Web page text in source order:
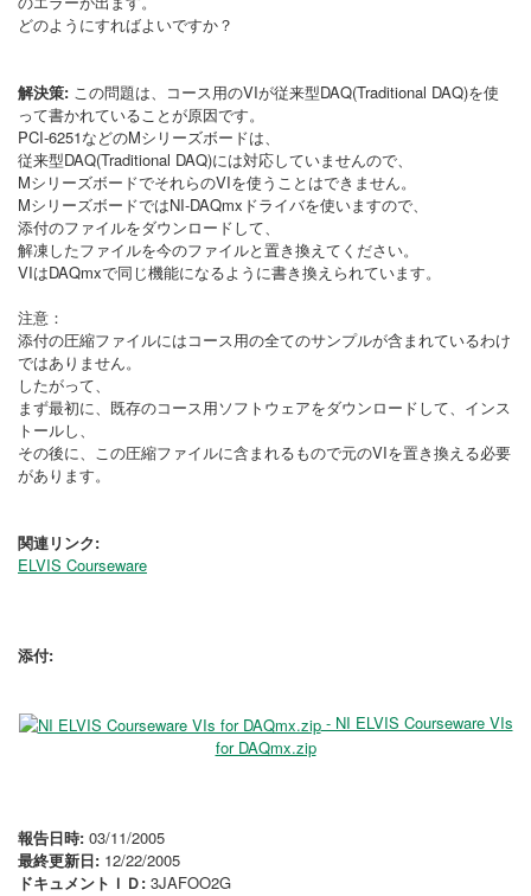
どのようにすればよいですか？
解決策: この問題は、コース用のVIが従来型DAQ(Traditional DAQ)を使
って書かれていることが原因です。
PCI-6251などのMシリーズボードは、
従来型DAQ(Traditional DAQ)には対応していませんので、
MシリーズボードでそれらのVIを使うことはできません。
MシリーズボードではNI-DAQmxドライバを使いますので、
添付のファイルをダウンロードして、
解凍したファイルを今のファイルと置き換えてください。
VIはDAQmxで同じ機能になるように書き換えられています。
注意：
添付の圧縮ファイルにはコース用の全てのサンプルが含まれているわけ
ではありません。
したがって、
まず最初に、既存のコース用ソフトウェアをダウンロードして、インス
トールし、
その後に、この圧縮ファイルに含まれるもので元のVIを置き換える必要
があります。
関連リンク:
ELVIS Courseware
添付:
- NI ELVIS Courseware VIs
for DAQmx.zip
報告日時: 03/11/2005
最終更新日: 12/22/2005
ドキュメントＩＤ: 3JAFOO2G